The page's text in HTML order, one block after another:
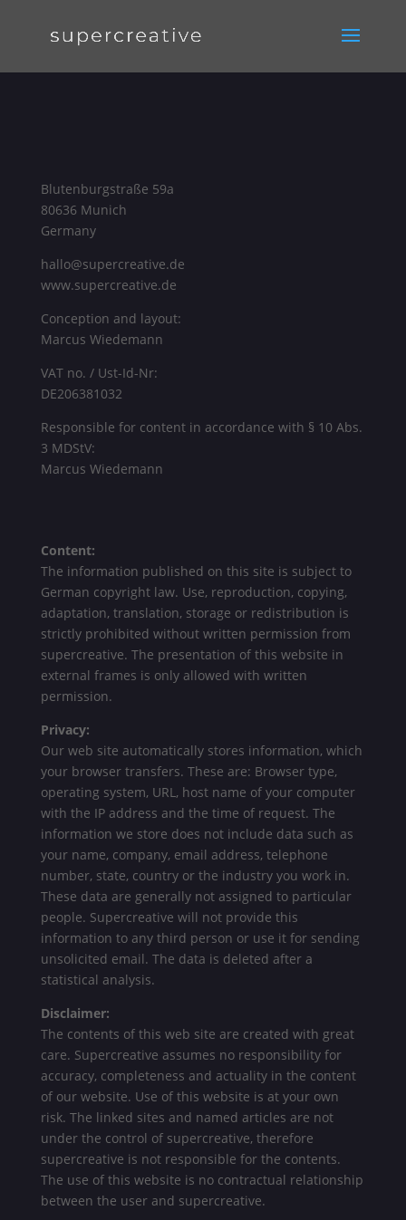
Blutenburgstraße 59a
80636 Munich
Germany
hallo@supercreative.de
www.supercreative.de
Conception and layout:
Marcus Wiedemann
VAT no. / Ust-Id-Nr:
DE206381032
Responsible for content in accordance with § 10 Abs.
3 MDStV:
Marcus Wiedemann
Content:
The information published on this site is subject to
German copyright law. Use, reproduction, copying,
adaptation, translation, storage or redistribution is
strictly prohibited without written permission from
supercreative. The presentation of this website in
external frames is only allowed with written
permission.
Privacy:
Our web site automatically stores information, which
your browser transfers. These are: Browser type,
operating system, URL, host name of your computer
with the IP address and the time of request. The
information we store does not include data such as
your name, company, email address, telephone
number, state, country or the industry you work in.
These data are generally not assigned to particular
people. Supercreative will not provide this
information to any third person or use it for sending
unsolicited email. The data is deleted after a
statistical analysis.
Disclaimer:
The contents of this web site are created with great
care. Supercreative assumes no responsibility for
accuracy, completeness and actuality in the content
of our website. Use of this website is at your own
risk. The linked sites and named articles are not
under the control of supercreative, therefore
supercreative is not responsible for the contents.
The use of this website is no contractual relationship
between the user and supercreative.